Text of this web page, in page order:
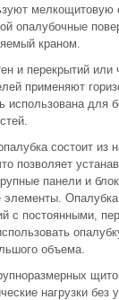
опалубочные
краном.
и перекрытий
применяют
использована для
состоит из
позволяет
панели и
элементы.
с постоянными,
объема.
нагрузки